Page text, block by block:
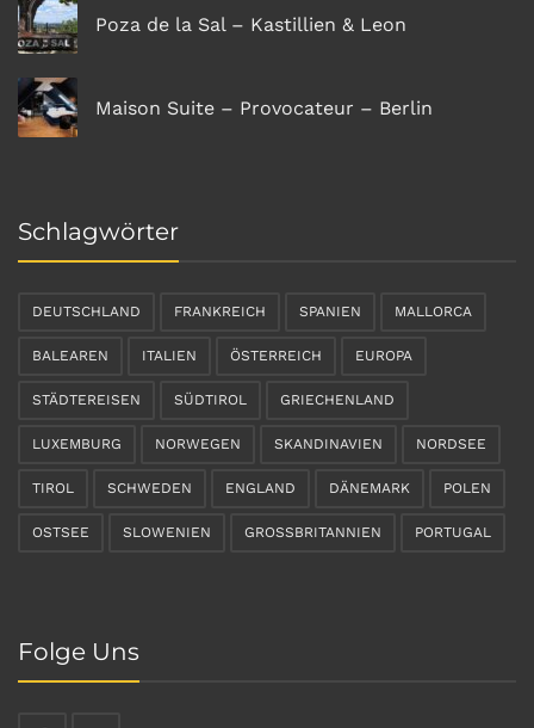
Poza de la Sal – Kastillien & Leon
Maison Suite – Provocateur – Berlin
Schlagwörter
DEUTSCHLAND FRANKREICH SPANIEN MALLORCA
BALEAREN ITALIEN ÖSTERREICH EUROPA
STÄDTEREISEN SÜDTIROL GRIECHENLAND
LUXEMBURG NORWEGEN SKANDINAVIEN NORDSEE
TIROL SCHWEDEN ENGLAND DÄNEMARK POLEN
OSTSEE SLOWENIEN GROSSBRITANNIEN PORTUGAL
Folge Uns